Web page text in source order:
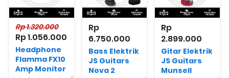
Rp 1.320.000
Rp 1.056.000
Headphone
Flamma FX10
Amp Monitor
Rp
6.750.000
Bass Elektrik
JS Guitars
Nova 2
Rp
2.899.000
Gitar Elektrik
JS Guitars
Munsell